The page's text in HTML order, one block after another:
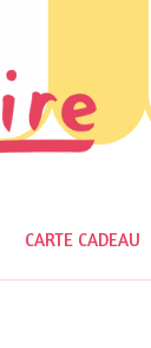
CARTE CADEAU